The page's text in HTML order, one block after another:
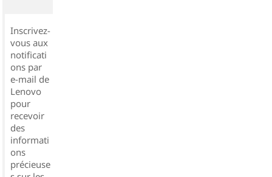
Inscrivez-
vous aux
notificati
ons par
e-mail de
Lenovo
pour
recevoir
des
informati
ons
précieuse